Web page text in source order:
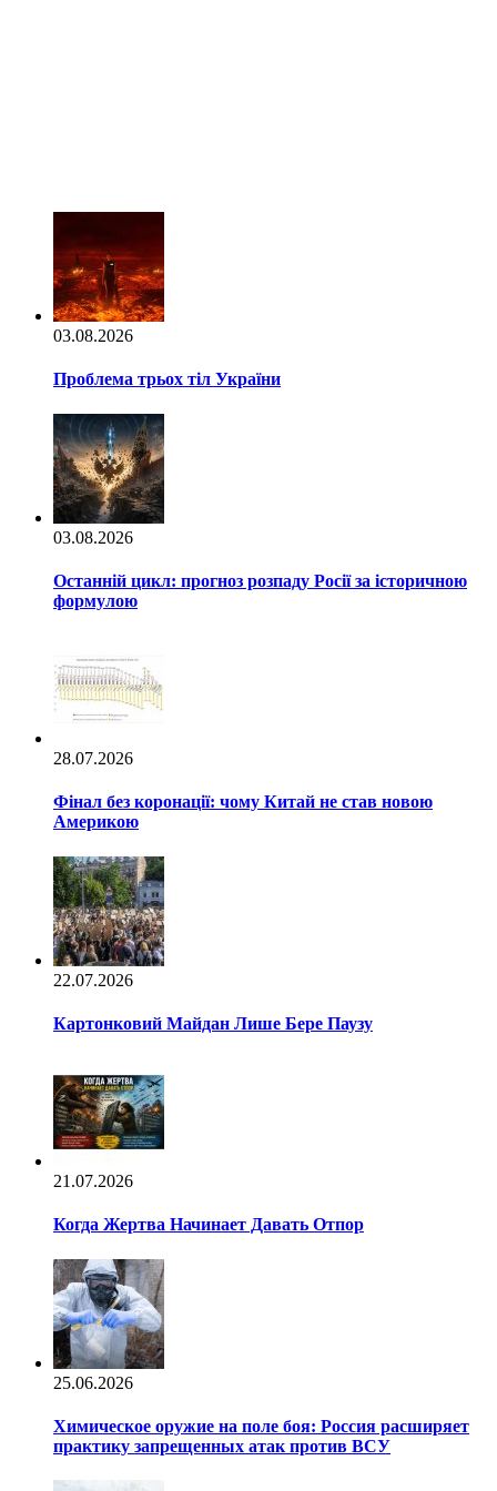
03.08.2026
Проблема трьох тіл України
03.08.2026
Останній цикл: прогноз розпаду Росії за історичною
формулою
28.07.2026
Фінал без коронації: чому Китай не став новою
Америкою
22.07.2026
Картонковий Майдан Лише Бере Паузу
21.07.2026
Когда Жертва Начинает Давать Отпор
25.06.2026
Химическое оружие на поле боя: Россия расширяет
практику запрещенных атак против ВСУ